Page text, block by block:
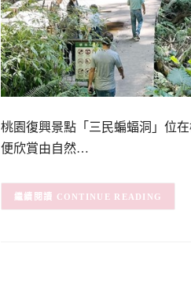
桃園復興景點「三民蝙蝠洞」位
便欣賞由自然…
CONTINUE READING